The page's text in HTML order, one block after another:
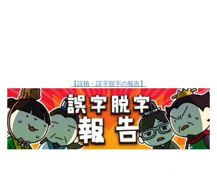
【誤植・誤字脱字の報告】